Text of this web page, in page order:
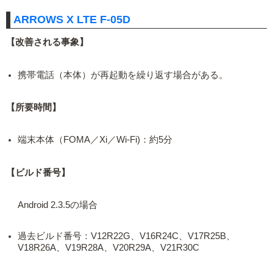
ARROWS X LTE F-05D
【改善される事象】
携帯電話（本体）が再起動を繰り返す場合がある。
【所要時間】
端末本体（FOMA／Xi／Wi-Fi)：約5分
【ビルド番号】
Android 2.3.5の場合
過去ビルド番号：V12R22G、V16R24C、V17R25B、
V18R26A、V19R28A、V20R29A、V21R30C